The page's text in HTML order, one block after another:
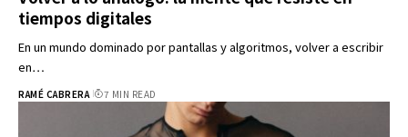
tiempos digitales
En un mundo dominado por pantallas y algoritmos, volver a escribir
en…
RAMÉ CABRERA 7 MIN READ